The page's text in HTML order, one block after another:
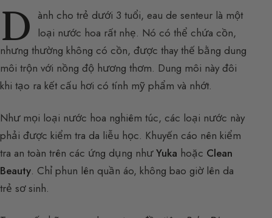
D ành cho trẻ dưới 3 tuổi, eau de senteur là một
loại nước hoa rất nhẹ. Nó có thể chứa cồn,
nhưng thường không có cồn, được thay thế bằng dung
môi trộn với nồng độ hương thơm. Dung môi này đôi
khi tạo ra kết cấu hơi có tính mỹ phẩm và nhớt.
Như mọi loại nước hoa nghiêm túc, các loại nước này
phải được kiểm tra da liễu học. Khuyến cáo nên kiểm
tra an toàn trên các ứng dụng nhưYuka hoặc Clean
Beauty. Chỉ phun lên quần áo, không bao giờ lên da
trẻ sơ sinh.